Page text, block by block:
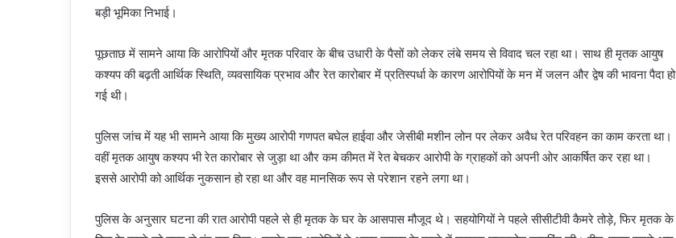
बड़ी भूमिका निभाई।
पूछताछ में सामने आया कि आरोपियों और मृतक परिवार के बीच उधारी के पैसों को लेकर लंबे समय से विवाद चल रहा था। साथ ही मृतक आयुष
कश्यप की बढ़ती आर्थिक स्थिति, व्यवसायिक प्रभाव और रेत कारोबार में प्रतिस्पर्धा के कारण आरोपियों के मन में जलन और द्वेष की भावना पैदा हो
गई थी।
पुलिस जांच में यह भी सामने आया कि मुख्य आरोपी गणपत बघेल हाईवा और जेसीबी मशीन लोन पर लेकर अवैध रेत परिवहन का काम करता था।
वहीं मृतक आयुष कश्यप भी रेत कारोबार से जुड़ा था और कम कीमत में रेत बेचकर आरोपी के ग्राहकों को अपनी ओर आकर्षित कर रहा था।
इससे आरोपी को आर्थिक नुकसान हो रहा था और वह मानसिक रूप से परेशान रहने लगा था।
पुलिस के अनुसार घटना की रात आरोपी पहले से ही मृतक के घर के आसपास मौजूद थे। सहयोगियों ने पहले सीसीटीवी कैमरे तोड़े, फिर मृतक के